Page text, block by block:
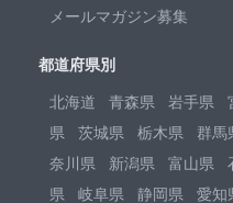
メールマガジン募集
都道府県別
北海道
青森県 岩手県
県
茨城県 栃木県 群馬
奈川県
新潟県 富山県
県
岐阜県 静岡県 愛知